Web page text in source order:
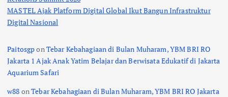
MASTEL Ajak Platform Digital Global Ikut Bangun Infrastruktur
Digital Nasional
PaitosgponTebar Kebahagiaan di Bulan Muharam, YBM BRI RO
Jakarta 1 Ajak Anak Yatim Belajar dan Berwisata Edukatif di Jakarta
Aquarium Safari
w88 onTebar Kebahagiaan di Bulan Muharam, YBM BRI RO Jakarta